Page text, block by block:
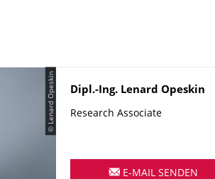
© Lenard Opeskin Name
Dipl.-Ing. Lenard Opeskin
Research Associate
E-MAIL SENDEN